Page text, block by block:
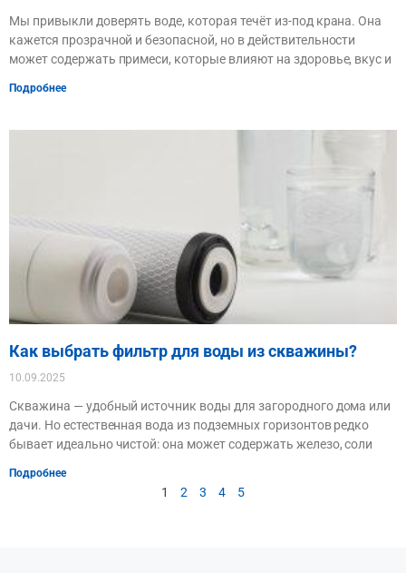
Мы привыкли доверять воде, которая течёт из-под крана. Она
кажется прозрачной и безопасной, но в действительности
может содержать примеси, которые влияют на здоровье, вкус и
Подробнее
Как выбрать фильтр для воды из скважины?
10.09.2025
Скважина — удобный источник воды для загородного дома или
дачи. Но естественная вода из подземных горизонтов редко
бывает идеально чистой: она может содержать железо, соли
Подробнее
1 2 3 4 5